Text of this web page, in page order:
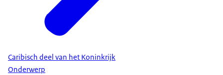
Caribisch deel van het Koninkrijk
Onderwerp